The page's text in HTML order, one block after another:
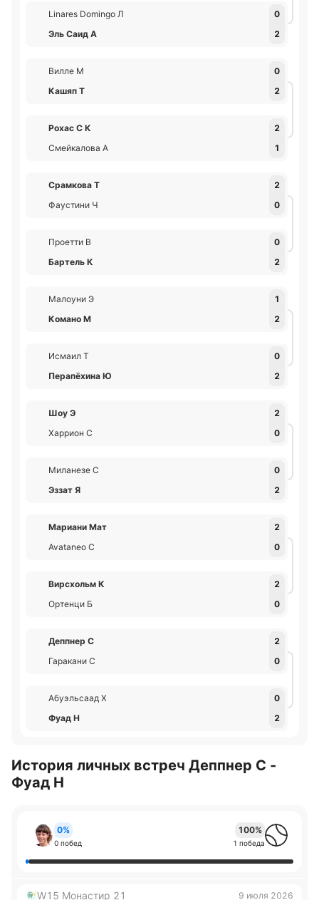
Linares Domingo Л
0
Эль Саид А
2
Вилле М
0
Кашяп Т
2
Рохас С К
2
Смейкалова А
1
Срамкова Т
2
Фаустини Ч
0
Проетти В
0
Бартель К
2
Малоуни Э
1
Комано М
2
Исмаил Т
0
Перапёхина Ю
2
Шоу Э
2
Харрион С
0
Миланезе С
0
Эззат Я
2
Мариани Мат
2
Avataneo С
0
Вирсхольм К
2
Ортенци Б
0
Деппнер С
2
Гаракани С
0
Абуэльсаад Х
0
Фуад Н
2
История личных встреч Деппнер С -
Фуад Н
0%
0 побед
100%
1 победа
W15 Монастир 21 9 июля 2026